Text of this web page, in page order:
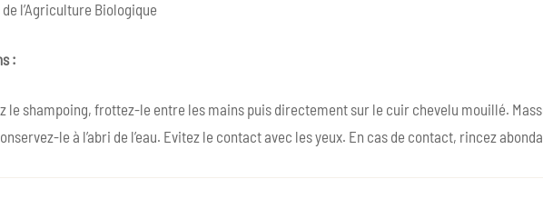
l’Agriculture Biologique
:
le shampoing, frottez-le entre les mains puis directement sur le cuir chevelu mouillé.
le à l’abri de l’eau. Evitez le contact avec les yeux. En cas de contact, rincez